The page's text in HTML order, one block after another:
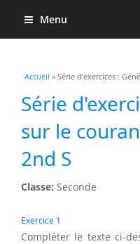
Menu
Vous êtes ici
Accueil » Série d'exercices :
Série
sur le
2nd S
Classe: Seconde
Exercice 1
Compléter le texte ci-